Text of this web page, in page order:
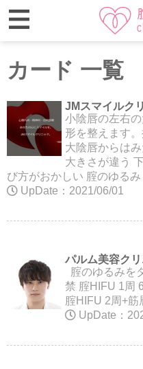
カード 一覧
JMスマイルク
小陰唇の左右
形を整えます
大陰唇からは
大きさが違う
び方がおかしい 腟のゆる
UpDate：2021/06/01
パルム美容ク
腟のゆるみを
禁 腟HIFU 1周
腟HIFU 2周+筋
UpDate：